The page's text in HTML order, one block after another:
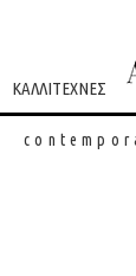
ΚΑΛΛΙΤΕΧΝΕΣ